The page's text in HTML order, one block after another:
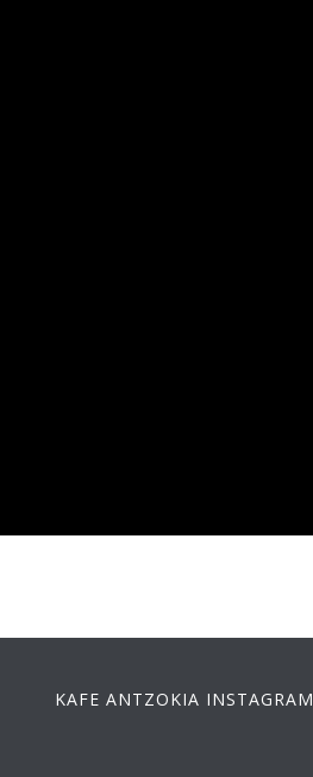
KAFE ANTZOKIA INSTAGRAM